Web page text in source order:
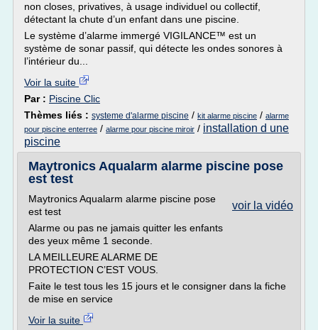
non closes, privatives, à usage individuel ou collectif,
détectant la chute d’un enfant dans une piscine.
Le système d’alarme immergé VIGILANCE™ est un
système de sonar passif, qui détecte les ondes sonores à
l’intérieur du...
Voir la suite
Par : Piscine Clic
Thèmes liés : systeme d'alarme piscine / kit alarme piscine / alarme
pour piscine enterree / alarme pour piscine miroir / installation d une
piscine
Maytronics Aqualarm alarme piscine pose
est test
voir la vidéo
Maytronics Aqualarm alarme piscine pose
est test
Alarme ou pas ne jamais quitter les enfants
des yeux même 1 seconde.
LA MEILLEURE ALARME DE
PROTECTION C’EST VOUS.
Faite le test tous les 15 jours et le consigner dans la fiche
de mise en service
Voir la suite